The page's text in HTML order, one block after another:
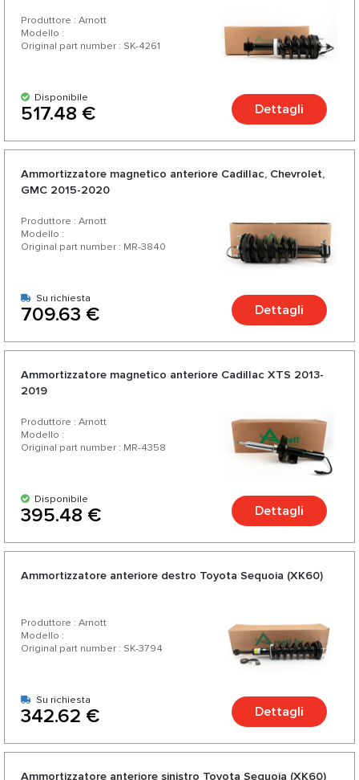
Produttore : Arnott
Modello :
Original part number : SK-4261
Disponibile
517.48 € Dettagli
Ammortizzatore magnetico anteriore Cadillac, Chevrolet,
GMC 2015-2020
Produttore : Arnott
Modello :
Original part number : MR-3840
Su richiesta
709.63 € Dettagli
Ammortizzatore magnetico anteriore Cadillac XTS 2013-
2019
Produttore : Arnott
Modello :
Original part number : MR-4358
Disponibile
395.48 € Dettagli
Ammortizzatore anteriore destro Toyota Sequoia (XK60)
Produttore : Arnott
Modello :
Original part number : SK-3794
Su richiesta
342.62 € Dettagli
Ammortizzatore anteriore sinistro Toyota Sequoia (XK60)